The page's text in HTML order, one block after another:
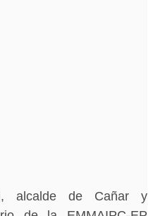
alcalde de Cañar y